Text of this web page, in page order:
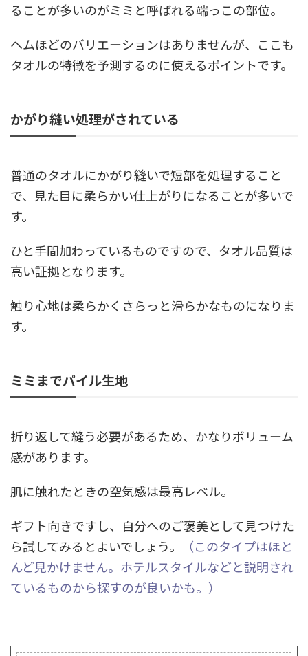
ることが多いのがミミと呼ばれる端っこの部位。
ヘムほどのバリエーションはありませんが、ここも
タオルの特徴を予測するのに使えるポイントです。
かがり縫い処理がされている
普通のタオルにかがり縫いで短部を処理すること
で、見た目に柔らかい仕上がりになることが多いで
す。
ひと手間加わっているものですので、タオル品質は
高い証拠となります。
触り心地は柔らかくさらっと滑らかなものになりま
す。
ミミまでパイル生地
折り返して縫う必要があるため、かなりボリューム
感があります。
肌に触れたときの空気感は最高レベル。
ギフト向きですし、自分へのご褒美として見つけた
ら試してみるとよいでしょう。
（このタイプはほと
んど見かけません。ホテルスタイルなどと説明され
ているものから探すのが良いかも。）